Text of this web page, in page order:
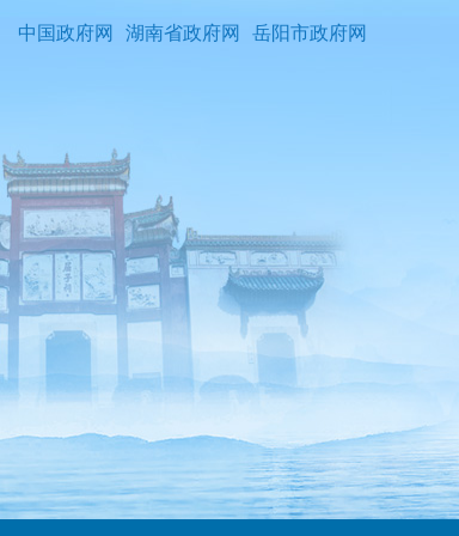
中国政府网 湖南省政府网 岳阳市政府网